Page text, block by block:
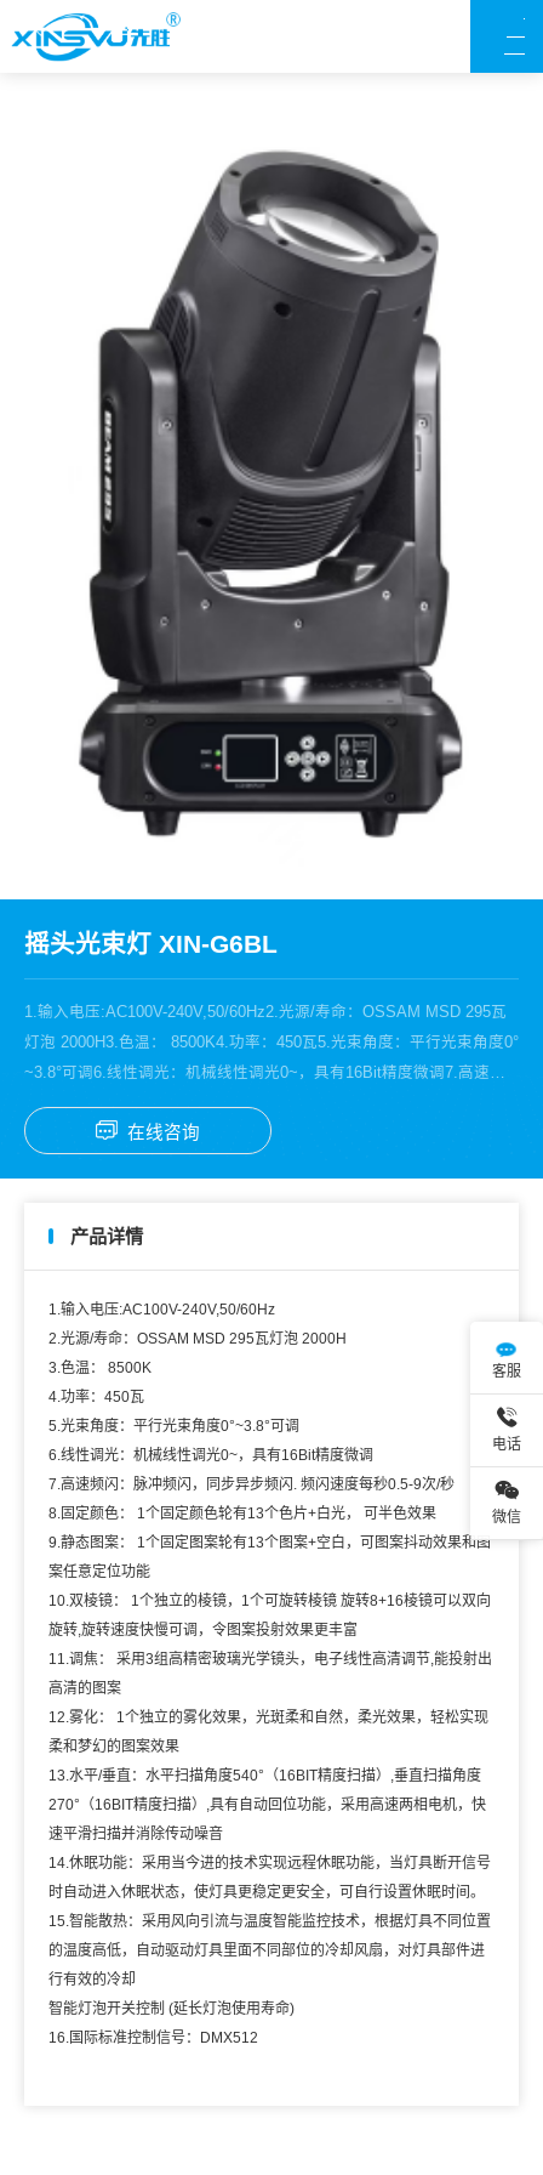
摇头光束灯 XIN-G6BL
1.输入电压:AC100V-240V,50/60Hz2.光源/寿命：OSSAM MSD 295瓦
灯泡 2000H3.色温： 8500K4.功率：450瓦5.光束角度：平行光束角度0°
~3.8°可调6.线性调光：机械线性调光0~，具有16Bit精度微调7.高速频
闪：脉冲频闪，同步异步频闪. 频闪速度每秒0.5-9次/秒8.固定颜色： 1
个固定颜色轮有13个色片+白光， 可半色效果
在线咨询
产品详情
1.输入电压:AC100V-240V,50/60Hz
2.光源/寿命：OSSAM MSD 295瓦灯泡 2000H
3.色温： 8500K
4.功率：450瓦
5.光束角度：平行光束角度0°~3.8°可调
6.线性调光：机械线性调光0~，具有16Bit精度微调
7.高速频闪：脉冲频闪，同步异步频闪. 频闪速度每秒0.5-9次/秒
8.固定颜色： 1个固定颜色轮有13个色片+白光， 可半色效果
9.静态图案： 1个固定图案轮有13个图案+空白，可图案抖动效果和图
案任意定位功能
10.双棱镜： 1个独立的棱镜，1个可旋转棱镜 旋转8+16棱镜可以双向
旋转,旋转速度快慢可调，令图案投射效果更丰富
11.调焦： 采用3组高精密玻璃光学镜头，电子线性高清调节,能投射出
高清的图案
12.雾化： 1个独立的雾化效果，光斑柔和自然，柔光效果，轻松实现
柔和梦幻的图案效果
13.水平/垂直：水平扫描角度540°（16BIT精度扫描）,垂直扫描角度
270°（16BIT精度扫描）,具有自动回位功能，采用高速两相电机，快
速平滑扫描并消除传动噪音
14.休眠功能：采用当今进的技术实现远程休眠功能，当灯具断开信号
时自动进入休眠状态，使灯具更稳定更安全，可自行设置休眠时间。
15.智能散热：采用风向引流与温度智能监控技术，根据灯具不同位置
的温度高低，自动驱动灯具里面不同部位的冷却风扇，对灯具部件进
行有效的冷却
智能灯泡开关控制 (延长灯泡使用寿命)
16.国际标准控制信号：DMX512
客服
电话
微信